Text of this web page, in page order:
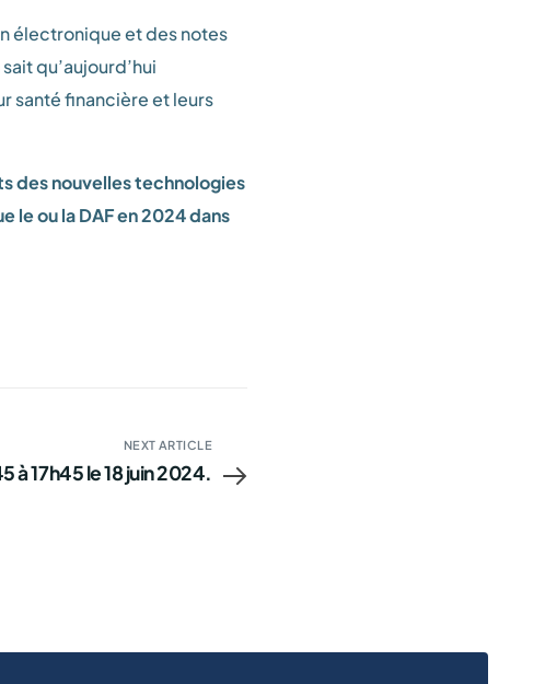
électronique et des notes
qu’aujourd’hui
santé financière et leurs
des nouvelles technologies
le ou la DAF en 2024 dans
NEXT ARTICLE
à 17h45 le 18 juin 2024.